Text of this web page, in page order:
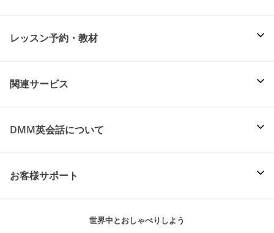
レッスン予約・教材
関連サービス
DMM英会話について
お客様サポート
世界中とおしゃべりしよう